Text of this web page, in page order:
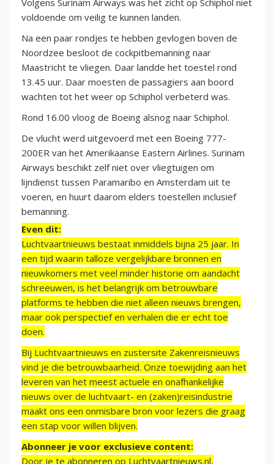
Volgens Surinam Airways was het zicht op Schiphol niet
voldoende om veilig te kunnen landen.
Na een paar rondjes te hebben gevlogen boven de
Noordzee besloot de cockpitbemanning naar
Maastricht te vliegen. Daar landde het toestel rond
13.45 uur. Daar moesten de passagiers aan boord
wachten tot het weer op Schiphol verbeterd was.
Rond 16.00 vloog de Boeing alsnog naar Schiphol.
De vlucht werd uitgevoerd met een Boeing 777-
200ER van het Amerikaanse Eastern Airlines. Surinam
Airways beschikt zelf niet over vliegtuigen om
lijndienst tussen Paramaribo en Amsterdam uit te
voeren, en huurt daarom elders toestellen inclusief
bemanning.
Even dit:
Luchtvaartnieuws bestaat inmiddels bijna 25 jaar. In
een tijd waarin talloze vergelijkbare bronnen en
nieuwkomers met veel minder historie om aandacht
schreeuwen, is het belangrijk om betrouwbare
platforms te hebben die niet alleen nieuws brengen,
maar ook perspectief en verhalen die er echt toe
doen.
Bij Luchtvaartnieuws en zustersite Zakenreisnieuws
vind je die betrouwbaarheid. Onze toewijding aan het
leveren van het meest actuele en onafhankelijke
nieuws over de luchtvaart- en (zaken)reisindustrie
maakt ons een onmisbare bron voor lezers die graag
een stap voor willen blijven.
Abonneer je voor exclusieve content:
Door je te abonneren op Luchtvaartnieuws.nl,